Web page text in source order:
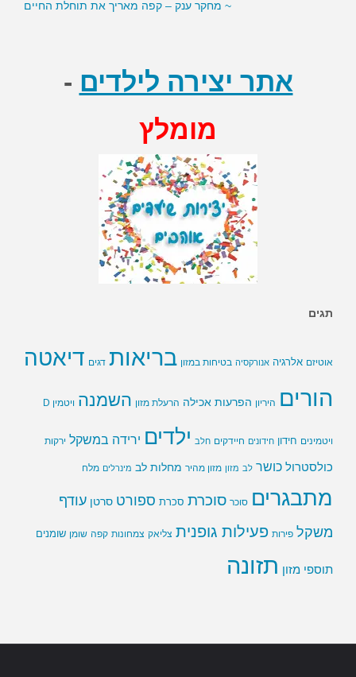
אתר יצירה לילדים -
מומלץ
תגים
אוטיזם אלרגיה אנורקסיה בטיחות במזון בריאות דגים דיאטה
הורים היריון הפרעות אכילה הרעלת מזון השמנה ויטמין D
ויטמינים חידון חידונים חיידקים חלב ילדים ירידה במשקל ירקות
כולסטרול כושר לב מזון מזון מהיר מחלות לב מינרלים מלח
מתבגרים סוכר סוכרת סכרת ספורט סרטן עודף
משקל פירות פעילות גופנית צליאק צמחונות קפה שומן שומנים
תוספי מזון תזונה